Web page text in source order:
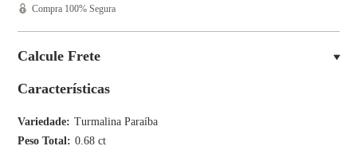
Características
Variedade
Turmalina Paraíba
Peso Total
0.68 ct
Compra 100% Segura
Calcule Frete